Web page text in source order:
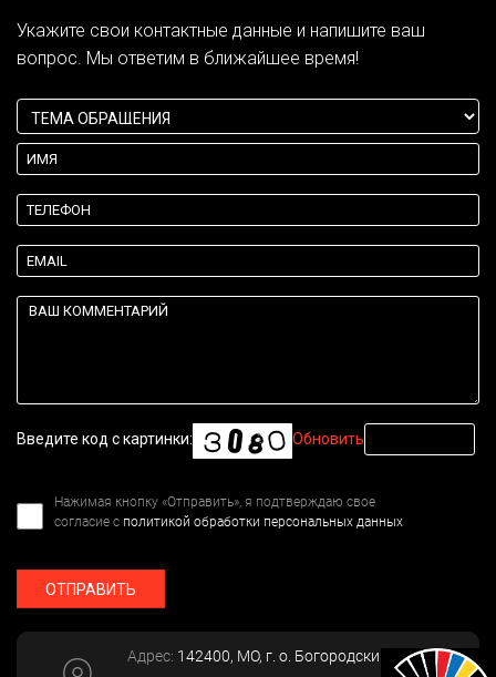
Укажите свои контактные данные и напишите ваш
вопрос. Мы ответим в ближайшее время!
Введите код с картинки: Обновить
Нажимая кнопку «Отправить», я подтверждаю свое
согласие с политикой обработки персональных данных
ОТПРАВИТЬ
Адрес: 142400, МО, г. о. Богородский, г.